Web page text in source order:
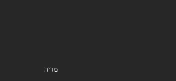
מדיה